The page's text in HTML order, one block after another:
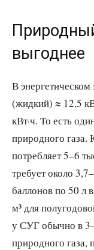
выгоднее
В энергетическом
(жидкий) ≈ 12,5
кВт·ч. То есть
природного газа.
потребляет 5–6
требует около
баллонов по 50 л
м³ для
у СУГ обычно в
природного газа,